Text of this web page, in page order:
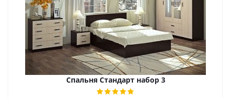
Спальня Стандарт набор 3